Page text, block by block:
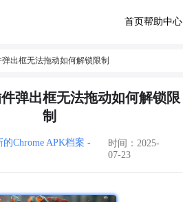
首页帮助中心
出框无法拖动如何解锁限制
弹出框无法拖动如何解锁限
制
Chrome APK档案 -
时间：2025-
07-23